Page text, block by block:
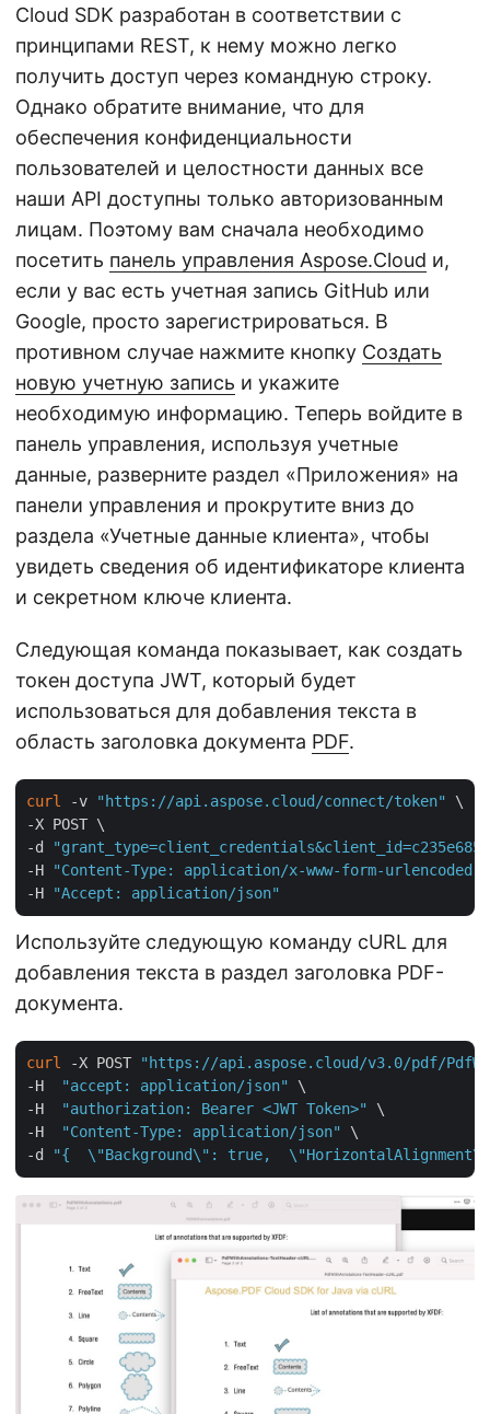
Cloud SDK разработан в соответствии с
принципами REST, к нему можно легко
получить доступ через командную строку.
Однако обратите внимание, что для
обеспечения конфиденциальности
пользователей и целостности данных все
наши API доступны только авторизованным
лицам. Поэтому вам сначала необходимо
посетить панель управления Aspose.Cloud и,
если у вас есть учетная запись GitHub или
Google, просто зарегистрироваться. В
противном случае нажмите кнопку Создать
новую учетную запись и укажите
необходимую информацию. Теперь войдите в
панель управления, используя учетные
данные, разверните раздел «Приложения» на
панели управления и прокрутите вниз до
раздела «Учетные данные клиента», чтобы
увидеть сведения об идентификаторе клиента
и секретном ключе клиента.
Следующая команда показывает, как создать
токен доступа JWT, который будет
использоваться для добавления текста в
область заголовка документа PDF.
curl -v "https://api.aspose.cloud/connect/token"
\
-X POST \
-d
"grant_type=client_credentials&client_id=c235e685-
-H
"Content-Type: application/x-www-form-urlencoded"
-H
"Accept: application/json"
Используйте следующую команду cURL для
добавления текста в раздел заголовка PDF-
документа.
curl -X POST
"https://api.aspose.cloud/v3.0/pdf/
-H
"accept: application/json"
\
-H
"authorization: Bearer <JWT Token>"
\
-H
"Content-Type: application/json"
\
-d
"{  \"Background\": true,